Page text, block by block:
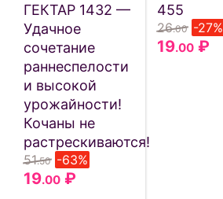
ГЕКТАР 1432 —
Удачное
сочетание
раннеспелости
и высокой
урожайности!
Кочаны не
растрескиваются!
51.50 -63%
19.00 ₽
455
26.00 -27%
19.00 ₽